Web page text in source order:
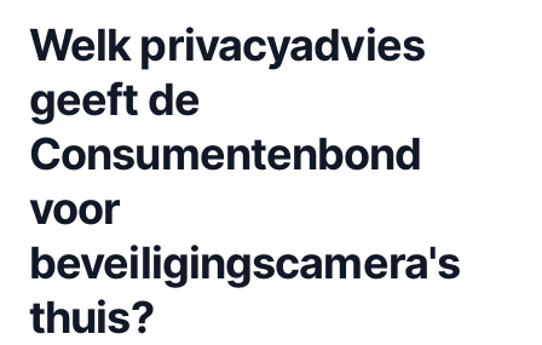
Welk privacyadvies
geeft de
Consumentenbond
voor
beveiligingscamera's
thuis?